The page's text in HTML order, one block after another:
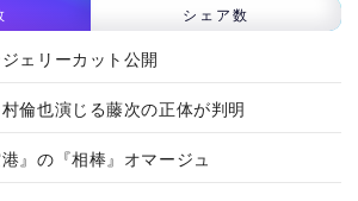
シェア数
ェリーカット公開
村倫也演じる藤次の正体が判明
』の『相棒』オマージュ